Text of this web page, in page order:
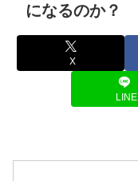
になるのか？
X
LINE